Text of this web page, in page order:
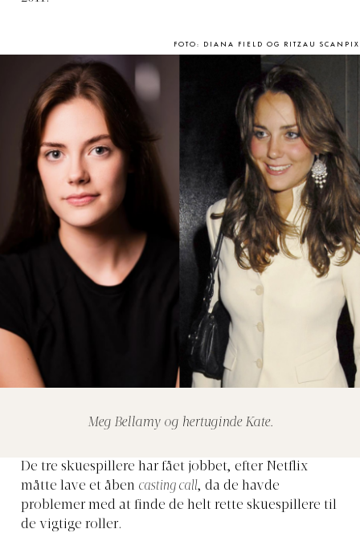
FOTO: DIANA FIELD OG RITZAU SCANPIX
Meg Bellamy og hertuginde Kate.
De tre skuespillere har fået jobbet, efter Netflix
måtte lave et åben casting call, da de havde
problemer med at finde de helt rette skuespillere til
de vigtige roller.